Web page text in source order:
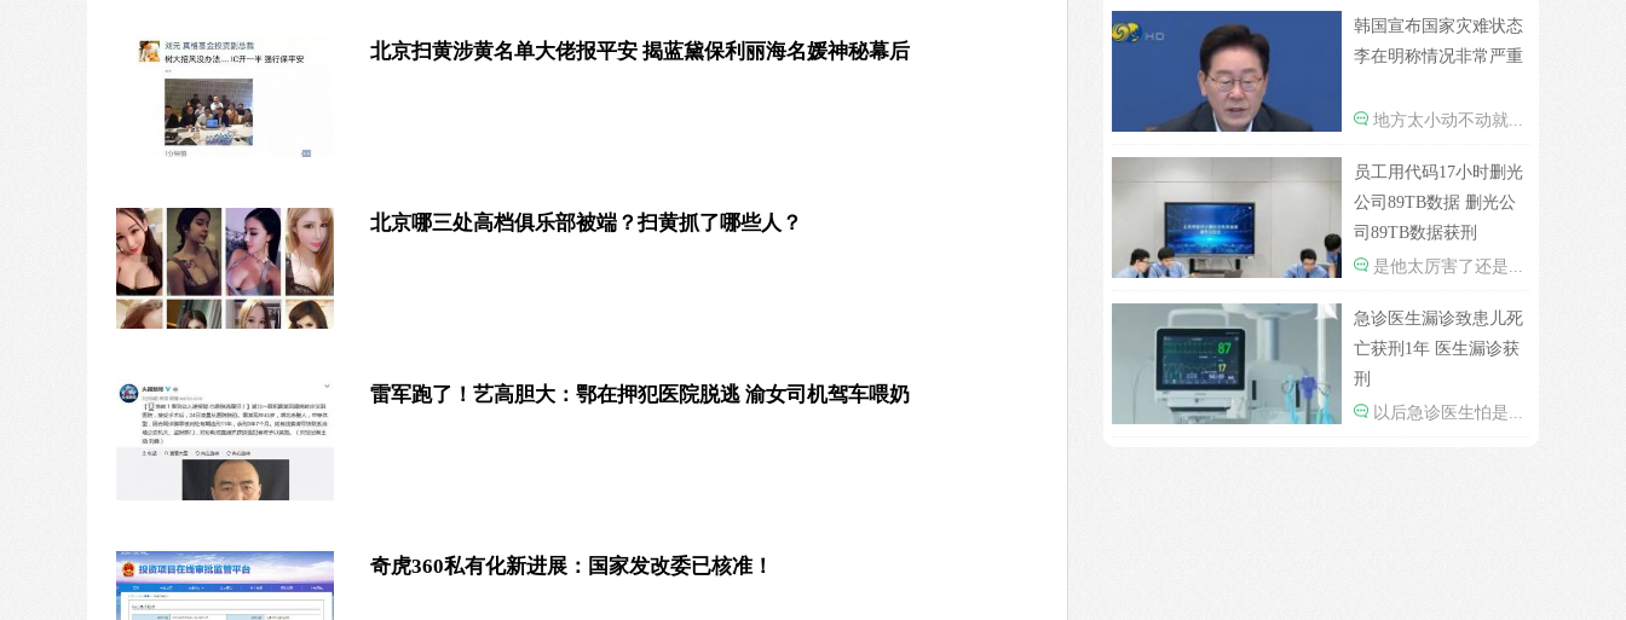
北京扫黄涉黄名单大佬报平安 揭蓝黛保利丽海名媛神秘幕后
北京哪三处高档俱乐部被端？扫黄抓了哪些人？
雷军跑了！艺高胆大：鄂在押犯医院脱逃 渝女司机驾车喂奶
奇虎360私有化新进展：国家发改委已核准！
韩国宣布国家灾难状态
李在明称情况非常严重
地方太小动不动就...
员工用代码17小时删光
公司89TB数据 删光公
司89TB数据获刑
是他太厉害了还是...
急诊医生漏诊致患儿死
亡获刑1年 医生漏诊获
刑
以后急诊医生怕是...